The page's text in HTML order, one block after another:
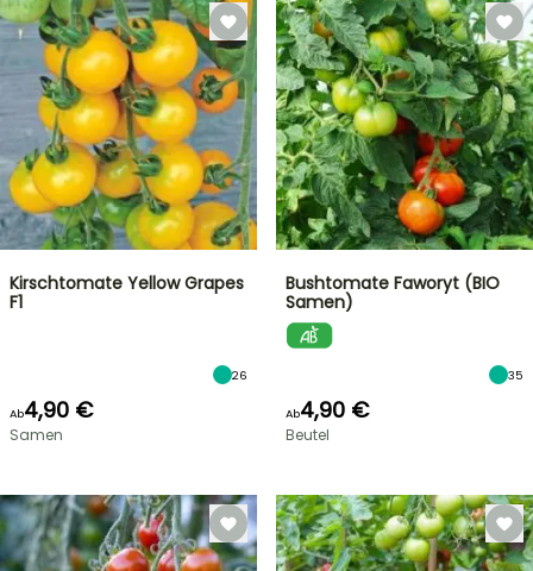
Kirschtomate Yellow Grapes
F1
26
Ab4,90 €
Samen
Bushtomate Faworyt (BIO
Samen)
35
Ab4,90 €
Beutel